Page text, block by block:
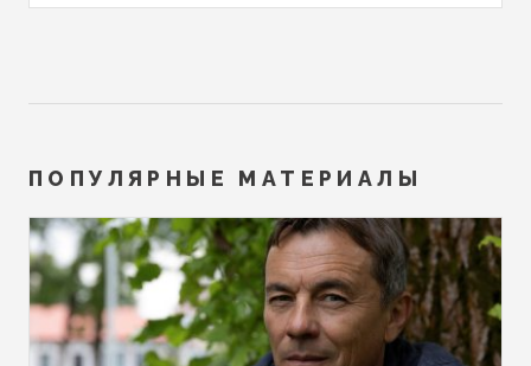
ПОПУЛЯРНЫЕ МАТЕРИАЛЫ